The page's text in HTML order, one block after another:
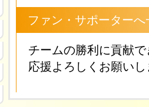
ファン・サポーターへ
チームの勝利に貢献
応援よろしくお願い